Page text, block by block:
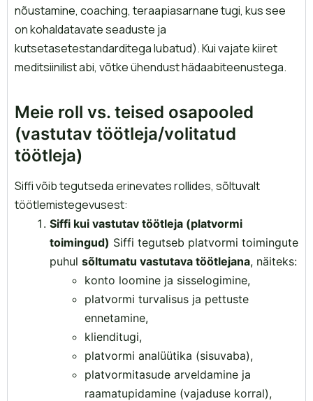
nõustamine, coaching, teraapiasarnane tugi, kus see
on kohaldatavate seaduste ja
kutsetasetestandarditega lubatud). Kui vajate kiiret
meditsiinilist abi, võtke ühendust hädaabiteenustega.
Meie roll vs. teised osapooled
(vastutav töötleja/volitatud
töötleja)
Siffi võib tegutseda erinevates rollides, sõltuvalt
töötlemistegevusest:
Siffi kui vastutav töötleja (platvormi
toimingud) Siffi tegutseb platvormi toimingute
puhul sõltumatu vastutava töötlejana, näiteks:
konto loomine ja sisselogimine,
platvormi turvalisus ja pettuste
ennetamine,
klienditugi,
platvormi analüütika (sisuvaba),
platvormitasude arveldamine ja
raamatupidamine (vajaduse korral),